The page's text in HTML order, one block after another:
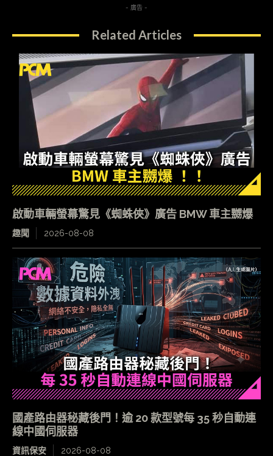
- 廣告 -
Related Articles
啟動車輛螢幕驚見《蜘蛛俠》廣告 BMW 車主嬲爆
趣聞 2026-08-08
國產路由器秘藏後門！逾 20 款型號每 35 秒自動連
線中國伺服器
資訊保安 2026-08-08